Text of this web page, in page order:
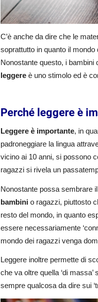
C’è anche da dire che le
soprattutto in quanto il
Nonostante questo, i
leggereè uno stimolo ed è
Perché leggere è
Leggere è importante, in
padroneggiare la lingua
vicino ai 10 anni, si possono
ragazzi si rivela un
Nonostante possa sembrare
bambinio ragazzi, piuttosto
resto del mondo, in quanto
essere necessariamente
mondo dei ragazzi venga
Leggere inoltre permette di
che va oltre quella ‘di
sempre qualcosa da dire sui